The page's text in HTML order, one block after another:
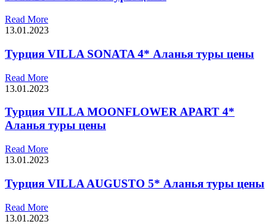
Read More
13.01.2023
Турция VILLA SONATA 4* Аланья туры цены
Read More
13.01.2023
Турция VILLA MOONFLOWER APART 4*
Аланья туры цены
Read More
13.01.2023
Турция VILLA AUGUSTO 5* Аланья туры цены
Read More
13.01.2023